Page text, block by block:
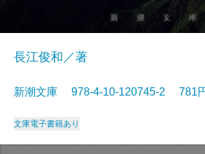
長江俊和／著
新潮文庫 978-4-10-120745-2 781
文庫電子書籍あり